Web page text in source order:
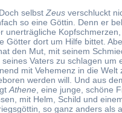
Doch selbst Zeus verschluckt
so eine Göttin. Denn er
unerträgliche
Götter dort um Hilfe bittet.
den Mut, mit seinem
Vaters zu schlagen um
mit Vehemenz in die Welt
werden will. Und aus
Athene , eine junge, schöne
mit Helm, Schild und
so ganz anders als